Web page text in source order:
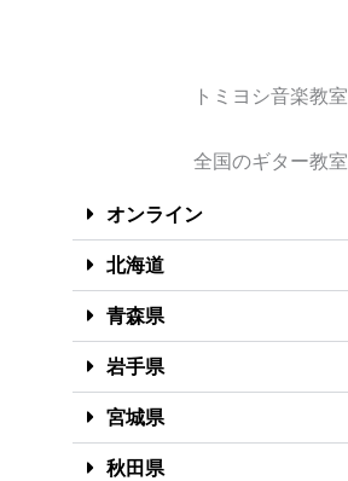
トミヨシ音楽教室
全国のギター教室
オンライン
北海道
青森県
岩手県
宮城県
秋田県